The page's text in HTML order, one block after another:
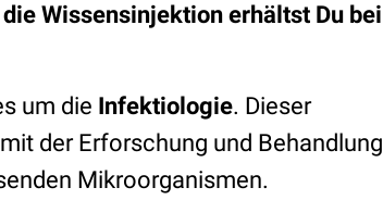
Wissensinjektion erhältst Du bei
um die Infektiologie. Dieser
der Erforschung und Behandlung
Mikroorganismen.